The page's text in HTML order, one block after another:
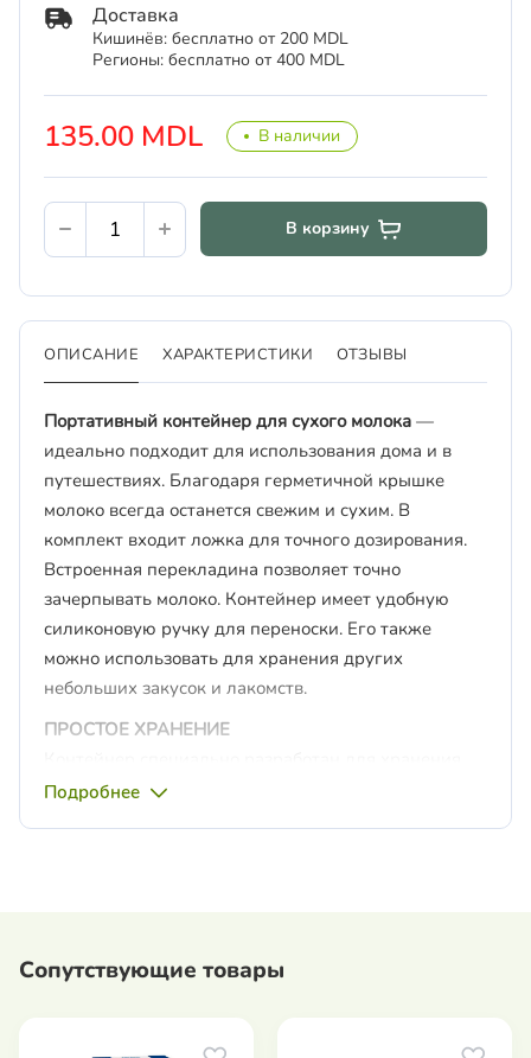
135.00 MDL В наличии
Доставка
Кишинёв: бесплатно от 200 MDL
Регионы: бесплатно от 400 MDL
В корзину
ОПИСАНИЕ ХАРАКТЕРИСТИКИ ОТЗЫВЫ
Портативный контейнер для сухого молока —
идеально подходит для использования дома и в
путешествиях. Благодаря герметичной крышке
молоко всегда останется свежим и сухим. В
комплект входит ложка для точного дозирования.
Встроенная перекладина позволяет точно
зачерпывать молоко. Контейнер имеет удобную
силиконовую ручку для переноски. Его также
можно использовать для хранения других
небольших закусок и лакомств.
ПРОСТОЕ ХРАНЕНИЕ
сухого молока. Благодаря ему у вас всегда будет
дома.
Герметичная крышка обеспечивает защиту от влаги.
Подробнее
Сопутствующие товары